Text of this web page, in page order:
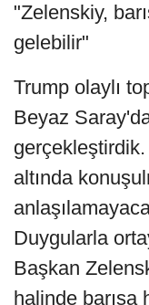
"Zelenskiy,
gelebilir"
Trump olaylı
Beyaz
altında
Duygularla
Başkan
halinde barışa